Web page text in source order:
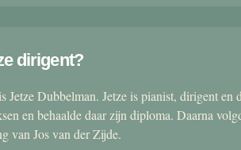
dirigent?
Jetze Dubbelman. Jetze is pianist, dirigent
en behaalde daar zijn diploma. Daarna
van Jos van der Zijde.